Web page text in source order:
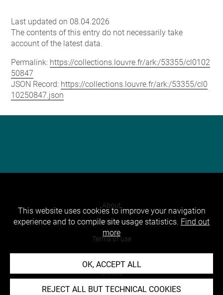
Last updated on 08.04.2026
The contents of this entry do not necessarily take
account of the latest data.
Permalink: https://collections.louvre.fr/ark:/53355/cl0102
50847
JSON Record: https://collections.louvre.fr/ark:/53355/cl0
10250847.json
About
Contact Us
Terms of use
Cookies
Credits
Accessibility : non compliant
This website uses cookies to improve your navigation
experience and to compile site usage statistics. Find out
more
OK, ACCEPT ALL
REJECT ALL BUT TECHNICAL COOKIES